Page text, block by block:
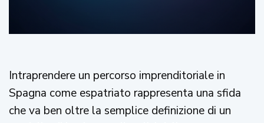
Intraprendere un percorso imprenditoriale in
Spagna come espatriato rappresenta una sfida
che va ben oltre la semplice definizione di un